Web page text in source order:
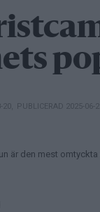
20, PUBLICERAD 2025-06-
är den mest